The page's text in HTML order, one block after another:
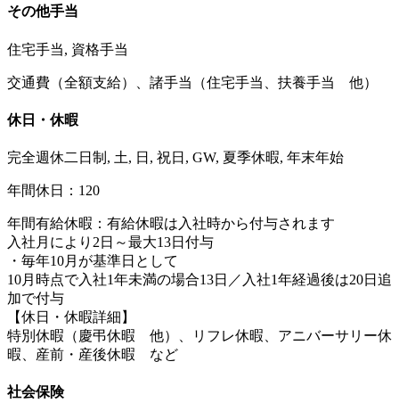
その他手当
住宅手当, 資格手当
交通費（全額支給）、諸手当（住宅手当、扶養手当 他）
休日・休暇
完全週休二日制, 土, 日, 祝日, GW, 夏季休暇, 年末年始
年間休日：120
年間有給休暇：有給休暇は入社時から付与されます
入社月により2日～最大13日付与
・毎年10月が基準日として
10月時点で入社1年未満の場合13日／入社1年経過後は20日追
加で付与
【休日・休暇詳細】
特別休暇（慶弔休暇 他）、リフレ休暇、アニバーサリー休
暇、産前・産後休暇 など
社会保険